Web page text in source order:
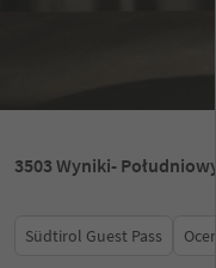
3503 Wyniki-
Südtirol Guest Pass Ocena